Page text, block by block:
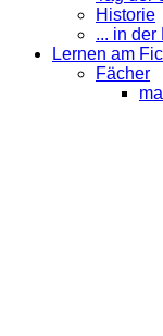
Historie
... in der
Lernen am
Fächer